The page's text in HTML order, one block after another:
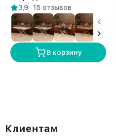
Кемь белый/амаретто
3,9 15 отзывов
В корзину
Клиентам